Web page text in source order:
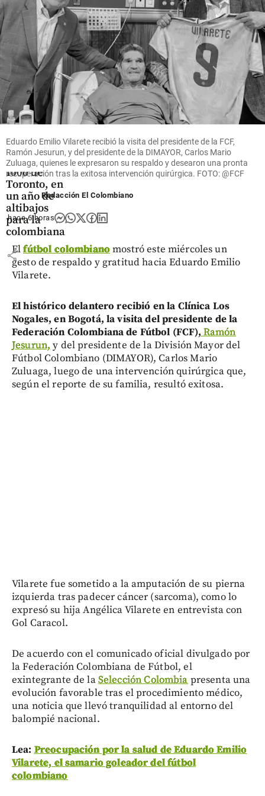
antioqueño
share
Deportes
Camila
Osorio se
despidió
del Masters
1000 de
Toronto, en
un año de
altibajos
para la
colombiana
share
Eduardo Emilio Vilarete recibió la visita del presidente de la FCF,
Ramón Jesurun, y del presidente de la DIMAYOR, Carlos Mario
Zuluaga, quienes le expresaron su respaldo y desearon una pronta
recuperación tras la exitosa intervención quirúrgica. FOTO: @FCF
Redacción El Colombiano
hace 6 horas
Elfútbol colombianomostró este miércoles un
gesto de respaldo y gratitud hacia Eduardo Emilio
Vilarete.
El histórico delantero recibió en la Clínica Los
Nogales, en Bogotá, la visita del presidente de la
Federación Colombiana de Fútbol (FCF), Ramón
Jesurun, y del presidente de la División Mayor del
Fútbol Colombiano (DIMAYOR), Carlos Mario
Zuluaga, luego de una intervención quirúrgica que,
según el reporte de su familia, resultó exitosa.
Vilarete fue sometido a la amputación de su pierna
izquierda tras padecer cáncer (sarcoma), como lo
expresó su hija Angélica Vilarete en entrevista con
Gol Caracol.
De acuerdo con el comunicado oficial divulgado por
la Federación Colombiana de Fútbol, el
exintegrante de laSelección Colombia presenta una
evolución favorable tras el procedimiento médico,
una noticia que llevó tranquilidad al entorno del
balompié nacional.
Lea: Preocupación por la salud de Eduardo Emilio
Vilarete, el samario goleador del fútbol
colombiano